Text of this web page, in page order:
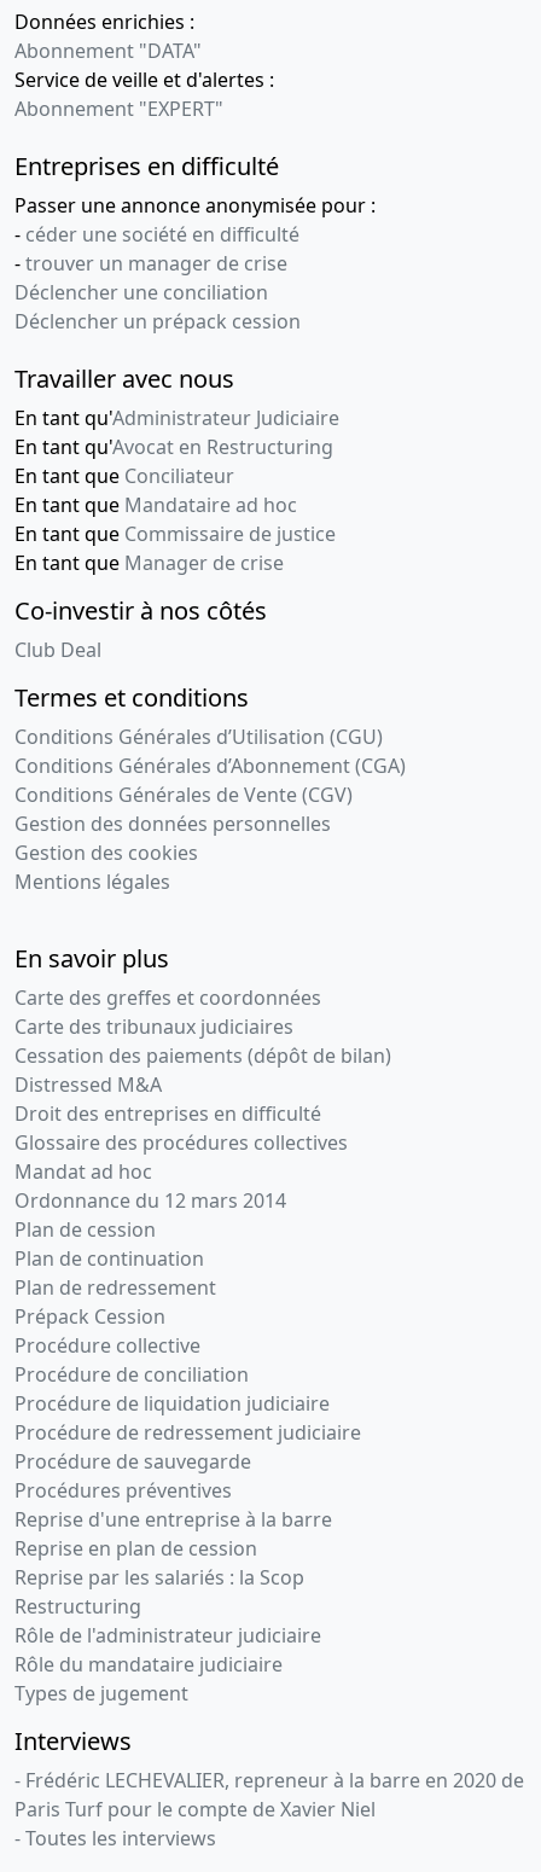
Données enrichies :
Abonnement "DATA"
Service de veille et d'alertes :
Abonnement "EXPERT"
Entreprises en difficulté
Passer une annonce anonymisée pour :
- céder une société en difficulté
-trouver un manager de crise
Déclencher une conciliation
Déclencher un prépack cession
Travailler avec nous
En tant qu'Administrateur Judiciaire
En tant qu'Avocat en Restructuring
En tant que Conciliateur
En tant que Mandataire ad hoc
En tant que Commissaire de justice
En tant que Manager de crise
Co-investir à nos côtés
Club Deal
Termes et conditions
Conditions Générales d’Utilisation (CGU)
Conditions Générales d’Abonnement (CGA)
Conditions Générales de Vente (CGV)
Gestion des données personnelles
Gestion des cookies
Mentions légales
En savoir plus
Carte des greffes et coordonnées
Carte des tribunaux judiciaires
Cessation des paiements (dépôt de bilan)
Distressed M&A
Droit des entreprises en difficulté
Glossaire des procédures collectives
Mandat ad hoc
Ordonnance du 12 mars 2014
Plan de cession
Plan de continuation
Plan de redressement
Prépack Cession
Procédure collective
Procédure de conciliation
Procédure de liquidation judiciaire
Procédure de redressement judiciaire
Procédure de sauvegarde
Procédures préventives
Reprise d'une entreprise à la barre
Reprise en plan de cession
Reprise par les salariés : la Scop
Restructuring
Rôle de l'administrateur judiciaire
Rôle du mandataire judiciaire
Types de jugement
Interviews
- Frédéric LECHEVALIER, repreneur à la barre en 2020 de
Paris Turf pour le compte de Xavier Niel
- Toutes les interviews